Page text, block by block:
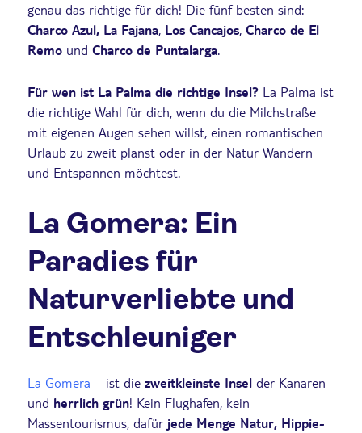
genau das richtige für dich! Die fünf besten sind:
Charco Azul, La Fajana, Los Cancajos, Charco de El
Remo und Charco de Puntalarga.
Für wen ist La Palma die richtige Insel? La Palma ist
die richtige Wahl für dich, wenn du die Milchstraße
mit eigenen Augen sehen willst, einen romantischen
Urlaub zu zweit planst oder in der Natur Wandern
und Entspannen möchtest.
La Gomera: Ein
Paradies für
Naturverliebte und
Entschleuniger
La Gomera – ist die zweitkleinste Insel der Kanaren
und herrlich grün! Kein Flughafen, kein
Massentourismus, dafür jede Menge Natur, Hippie-